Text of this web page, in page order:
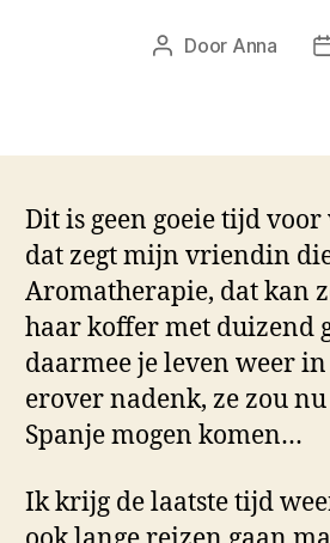
Berichtauteur
Door Anna
Dit is geen goeie tijd
dat zegt mijn vriendin
Aromatherapie, dat kan
haar koffer met duizend
daarmee je leven weer
erover nadenk, ze zou
Spanje mogen komen…
Ik krijg de laatste tijd